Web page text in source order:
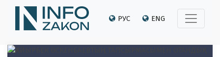
РУС ENG